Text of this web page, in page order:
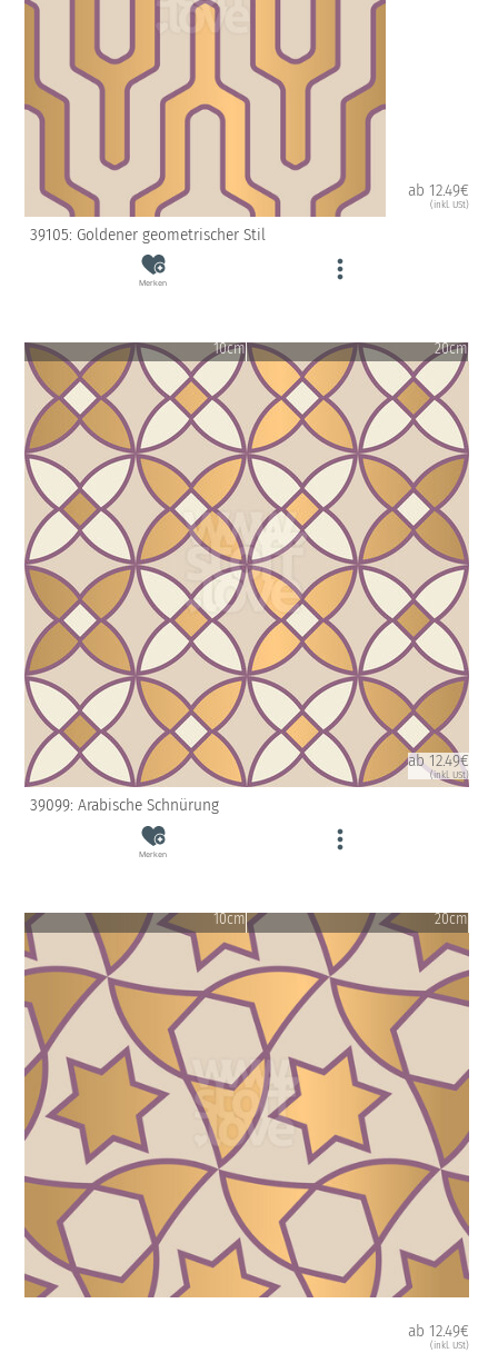
ab 12.49€
(inkl. USt)
39105: Goldener geometrischer Stil
Merken
10cm 20cm
ab 12.49€
(inkl. USt)
39099: Arabische Schnürung
Merken
10cm 20cm
ab 12.49€
(inkl. USt)